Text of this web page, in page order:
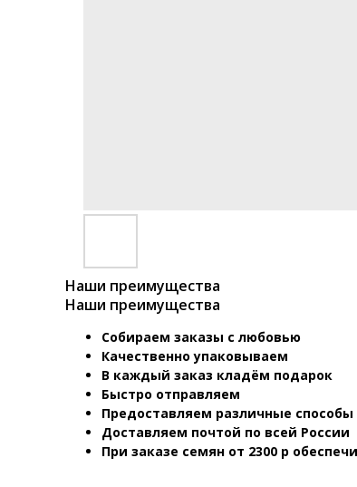
Наши преимущества
Наши преимущества
Собираем заказы с любовью
Качественно упаковываем
В каждый заказ кладём подарок
Быстро отправляем
Предоставляем различные
Доставляем почтой по всей России
При заказе семян от 2300 р